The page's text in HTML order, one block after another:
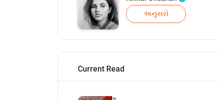
અનુસરો
Current Read